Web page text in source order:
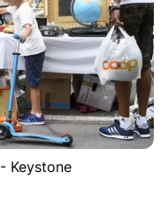
Keystone